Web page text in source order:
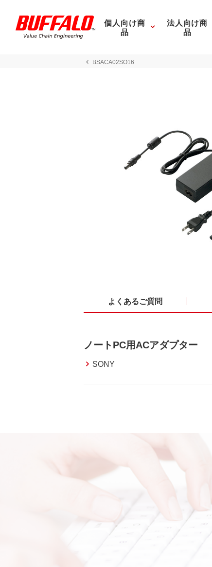
個人向け商
品
法人向け商
品
BSACA02SO16
よくあるご質問
ノートPC用ACアダプター
SONY